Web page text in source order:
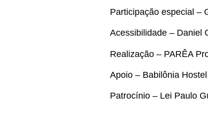
Participação especial –
Acessibilidade – Daniel
Realização – PARÊA
Apoio – Babilônia Hostel
Patrocínio – Lei Paulo